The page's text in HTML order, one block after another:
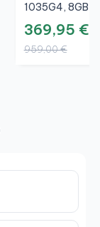
1035G4, 8GB,
369,95 €
959,00 €